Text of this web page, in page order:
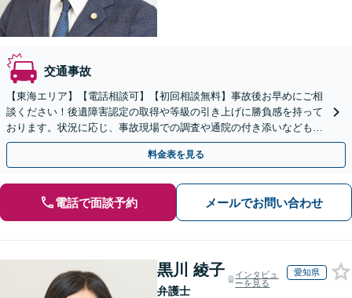
交通事故
【東海エリア】【電話相談可】【初回相談無料】事故後お早めにご相
談ください！後遺障害認定の取得や等級の引き上げに勝負感を持って
おります。状況に応じ、事故現場での調査や通院の付き添いなどもサ
ポート。弁護士費用特約を利用可能【休日・夜間面談可】
料金表を見る
電話で面談予約 メールでお問い合わせ
黒川 綾子
弁護士
インタビュ
ーを見る
愛知県